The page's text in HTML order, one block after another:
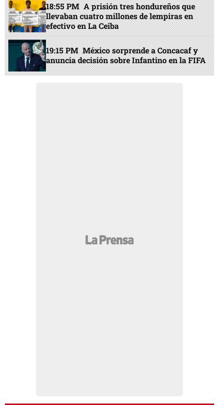
18:55 PM A prisión tres hondureños que
llevaban cuatro millones de lempiras en
efectivo en La Ceiba
19:15 PM México sorprende a Concacaf y
anuncia decisión sobre Infantino en la FIFA